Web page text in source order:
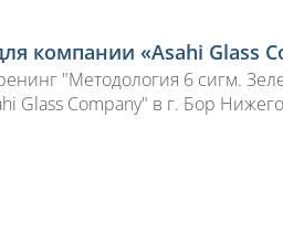
компании «Asahi Glass
"Методология 6 сигм.
Glass Company" в г. Бор